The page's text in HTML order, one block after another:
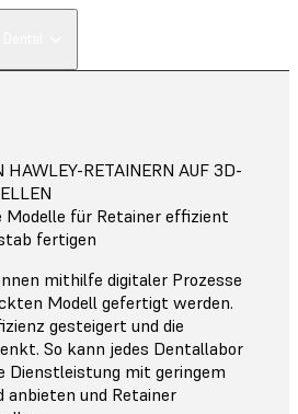
HAWLEY-RETAINERN AUF 3D-
Modelle für Retainer effizient
fertigen
mithilfe digitaler Prozesse
Modell gefertigt werden.
gesteigert und die
So kann jedes Dentallabor
Dienstleistung mit geringem
und Retainer